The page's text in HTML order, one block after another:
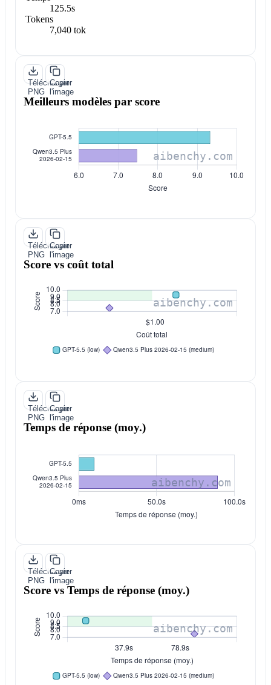
125.5s
Tokens
7,040 tok
Télécharger
PNG
Copier
l'image
Meilleurs modèles par score
Télécharger
PNG
Copier
l'image
Score vs coût total
Télécharger
PNG
Copier
l'image
Temps de réponse (moy.)
Télécharger
PNG
Copier
l'image
Score vs Temps de réponse (moy.)